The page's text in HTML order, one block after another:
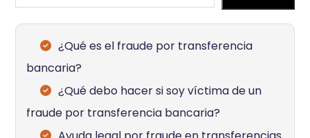
¿Qué es el fraude por transferencia
bancaria?
¿Qué debo hacer si soy víctima de un
fraude por transferencia bancaria?